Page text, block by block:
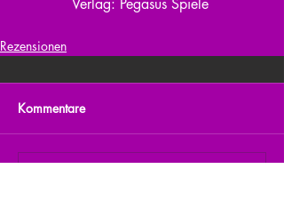
Verlag: Pegasus Spiele
Rezensionen
Kommentare